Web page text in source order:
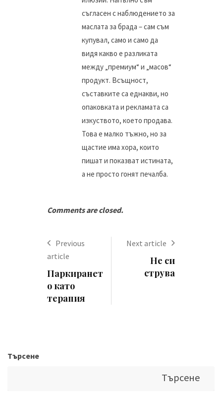
съгласен с наблюдението за
маслата за брада – сам съм
купувал, само и само да
видя какво е разликата
между „премиум“ и „масов“
продукт. Всъщност,
съставките са еднакви, но
опаковката и рекламата са
изкуството, което продава.
Това е малко тъжно, но за
щастие има хора, които
пишат и показват истината,
а не просто гонят печалба.
Comments are closed.
Previous
article
Паркиранет
о като
терапия
Next article
Не си
струва
Търсене
Търсене